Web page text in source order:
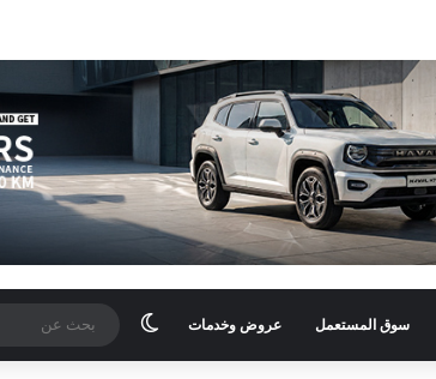
سوق المستعمل عروض وخدمات الوضع المظلم